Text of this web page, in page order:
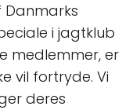
i jagtklub
medlemmer, er
vil fortryde. Vi
deres